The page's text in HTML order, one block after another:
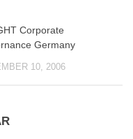
Corporate
Germany
10, 2006